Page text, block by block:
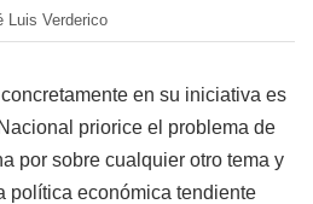
Luis Verderico
en su iniciativa es
priorice el problema de
por sobre cualquier otro tema y
política económica tendiente